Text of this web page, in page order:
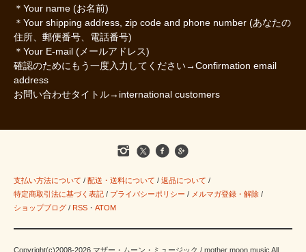
＊Your name (お名前)
＊Your shipping address, zip code and phone number (あなたの
住所、郵便番号、電話番号)
＊Your E-mail (メールアドレス)
確認のためにもう一度入力してください→Confirmation email
address
お問い合わせタイトル→international customers
支払い方法について / 配送・送料について / 返品について /
特定商取引法に基づく表記 / プライバシーポリシー / メルマガ登録・解除 /
ショップブログ / RSS ・ ATOM
Copyright(c)2008-2026 マザー・ムーン・ミュージック / mother moon music All